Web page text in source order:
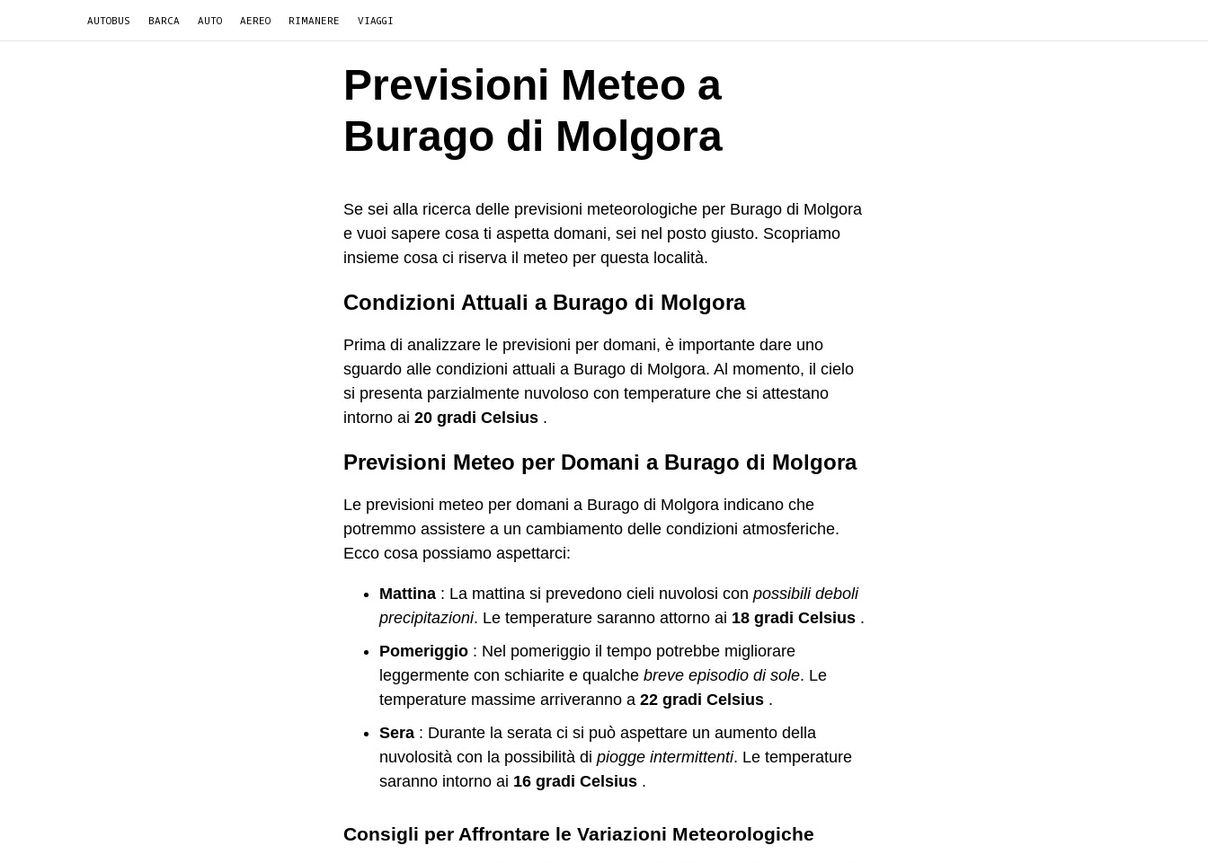
AUTOBUS BARCA AUTO AEREO RIMANERE VIAGGI
Previsioni Meteo a
Burago di Molgora
Se sei alla ricerca delle previsioni meteorologiche per Burago di Molgora
e vuoi sapere cosa ti aspetta domani, sei nel posto giusto. Scopriamo
insieme cosa ci riserva il meteo per questa località.
Condizioni Attuali a Burago di Molgora
Prima di analizzare le previsioni per domani, è importante dare uno
sguardo alle condizioni attuali a Burago di Molgora. Al momento, il cielo
si presenta parzialmente nuvoloso con temperature che si attestano
intorno ai 20 gradi Celsius .
Previsioni Meteo per Domani a Burago di Molgora
Le previsioni meteo per domani a Burago di Molgora indicano che
potremmo assistere a un cambiamento delle condizioni atmosferiche.
Ecco cosa possiamo aspettarci:
Mattina : La mattina si prevedono cieli nuvolosi con possibili deboli
precipitazioni. Le temperature saranno attorno ai 18 gradi Celsius .
Pomeriggio : Nel pomeriggio il tempo potrebbe migliorare
leggermente con schiarite e qualche breve episodio di sole. Le
temperature massime arriveranno a 22 gradi Celsius .
Sera : Durante la serata ci si può aspettare un aumento della
nuvolosità con la possibilità di piogge intermittenti. Le temperature
saranno intorno ai 16 gradi Celsius .
Consigli per Affrontare le Variazioni Meteorologiche